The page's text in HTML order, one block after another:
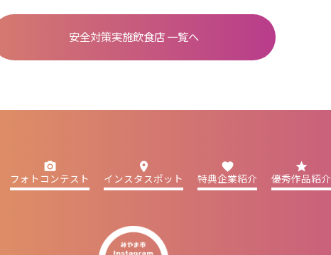
安全対策実施飲食店 一覧へ
camera_alt
フォトコンテスト
place
インスタスポット
favorite
特典企業紹介
star
優秀作品紹介